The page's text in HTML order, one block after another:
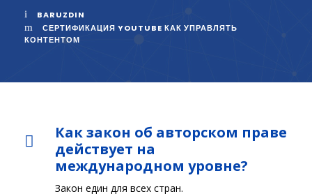
BARUZDIN
СЕРТИФИКАЦИЯ YOUTUBE КАК УПРАВЛЯТЬ
КОНТЕНТОМ
Как закон об авторском праве
действует на
международном уровне?
Закон един для всех стран.